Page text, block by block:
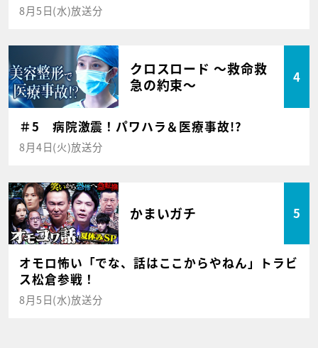
8月5日(水)放送分
クロスロード ～救命救
急の約束～
4
＃5 病院激震！パワハラ＆医療事故!?
8月4日(火)放送分
かまいガチ 5
オモロ怖い「でな、話はここからやねん」トラビ
ス松倉参戦！
8月5日(水)放送分